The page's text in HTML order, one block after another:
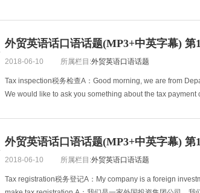
外贸英语话口语话题(MP3+中英字幕) 第
2018-06-10 所属栏目:外贸英语口语话题
Tax inspection税务检查A：Good morning, we are from
We would like to ask you something about the tax payment
外贸英语话口语话题(MP3+中英字幕) 第
2018-06-10 所属栏目:外贸英语口语话题
Tax registration税务登记A：My company is a foreign